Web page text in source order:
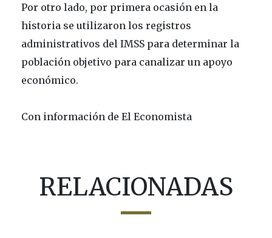
Por otro lado, por primera ocasión en la
historia se utilizaron los registros
administrativos del IMSS para determinar la
población objetivo para canalizar un apoyo
económico.
Con información de El Economista
RELACIONADAS